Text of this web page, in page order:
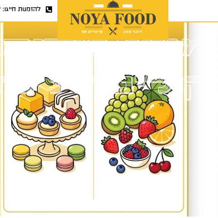
להזמנות חייגו:
מגשי
קולינרית